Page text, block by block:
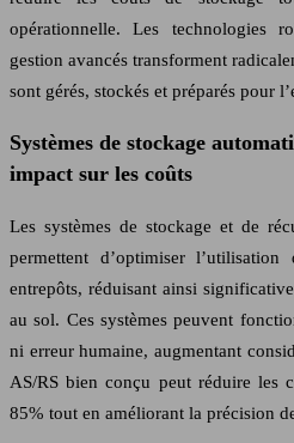
opérationnelle. Les technologies
gestion avancés transforment
sont gérés, stockés et préparés pour
Systèmes de stockage
impact sur les coûts
Les systèmes de stockage et de
permettent d’optimiser
entrepôts, réduisant ainsi
au sol. Ces systèmes peuvent
ni erreur humaine, augmentant
AS/RS bien conçu peut réduire les
85% tout en améliorant la précision